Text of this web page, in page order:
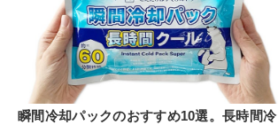
瞬間冷却パックのおすすめ10選。長時間冷